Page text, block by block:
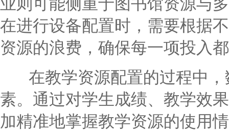
在进行设备配置时，需要根据
资源的浪费，确保每一项投入
在教学资源配置的过程中，
素。通过对学生成绩、教学效
加精准地掌握教学资源的使用